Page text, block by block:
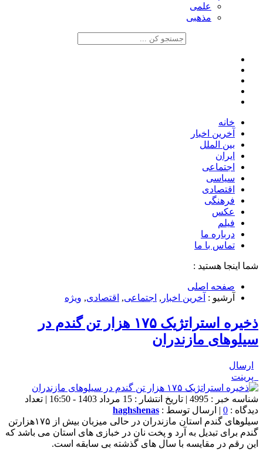
علمی
مذهبی
خانه
آخرین اخبار
بین الملل
ایران
اجتماعی
سیاسی
اقتصادی
فرهنگی
عکس
فیلم
درباره ما
تماس با ما
شما اینجا هستید :
صفحه اصلی
آرشیو : آخرین اخبار , اجتماعی, اقتصادی, ویژه
ذخیره استراتژیک ۱۷۵ هزار تن گندم در
سیلوهای مازندران
ارسال
پرینت
شناسه خبر : 4995 | تاریخ انتشار : 15 مرداد 1403 - 16:50 | تعداد
دیدگاه : 0 | ارسال توسط : haghshenas
سیلوهای گندم استان مازندران در حالی میزبان بیش از ۱۷۵هزارتن
گندم برای تبدیل به آرد و پخت نان در خبازی های استان می باشد که
این رقم در مقایسه با سال های گذشته بی سابقه است.